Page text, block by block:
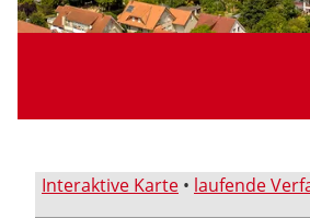
Interaktive Karte • laufende